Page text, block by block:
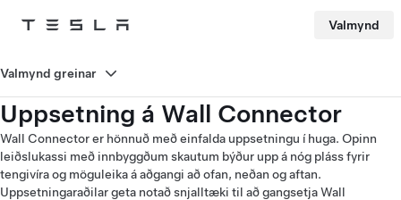
Tesla Valmynd
Uppsetning á Wall Connector
Wall Connector er hönnuð með einfalda uppsetningu í huga. Opinn
leiðslukassi með innbyggðum skautum býður upp á nóg pláss fyrir
tengivíra og möguleika á aðgangi að ofan, neðan og aftan.
Uppsetningaraðilar geta notað snjalltæki til að gangsetja Wall
Valmynd greinar